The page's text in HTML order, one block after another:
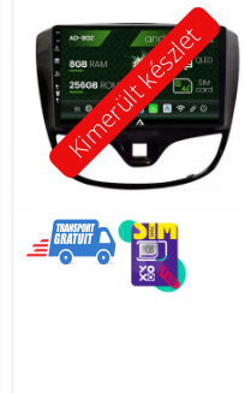
Kimerült készlet